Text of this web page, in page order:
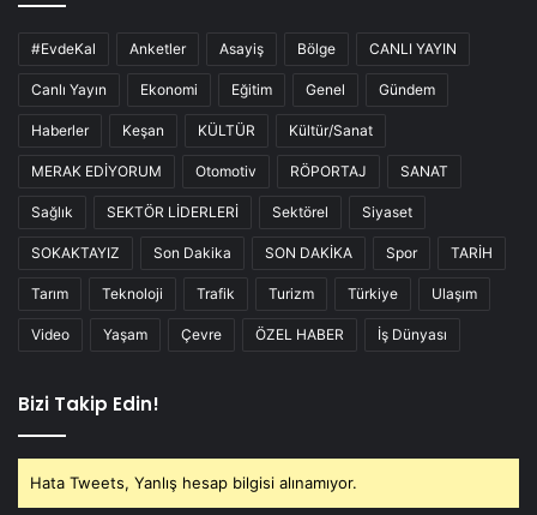
#EvdeKal Anketler Asayiş Bölge CANLI YAYIN
Canlı Yayın Ekonomi Eğitim Genel Gündem
Haberler Keşan KÜLTÜR Kültür/Sanat
MERAK EDİYORUM Otomotiv RÖPORTAJ SANAT
Sağlık SEKTÖR LİDERLERİ Sektörel Siyaset
SOKAKTAYIZ Son Dakika SON DAKİKA Spor TARİH
Tarım Teknoloji Trafik Turizm Türkiye Ulaşım
Video Yaşam Çevre ÖZEL HABER İş Dünyası
Bizi Takip Edin!
Hata Tweets, Yanlış hesap bilgisi alınamıyor.